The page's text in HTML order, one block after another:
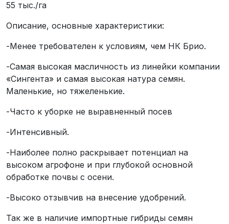
55 тыс./га
Описание, основные характеристики:
-Менее требователен к условиям, чем НК Брио.
-Самая высокая масличность из линейки компании
«Сингента» и самая высокая натура семян.
Маленькие, но тяжеленькие.
-Часто к уборке не выравненный посев
-Интенсивный.
-Наиболее полно раскрывает потенциал на
высоком агрофоне и при глубокой основной
обработке почвы с осени.
-Высоко отзывчив на внесение удобрений.
Так же в наличие импортные гибриды семян